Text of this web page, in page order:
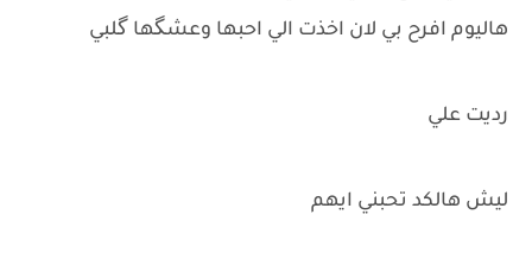
هاليوم افرح بي لان اخذت الي احبها وعشگها گلبي
رديت علي
ليش هالكد تحبني ايهم